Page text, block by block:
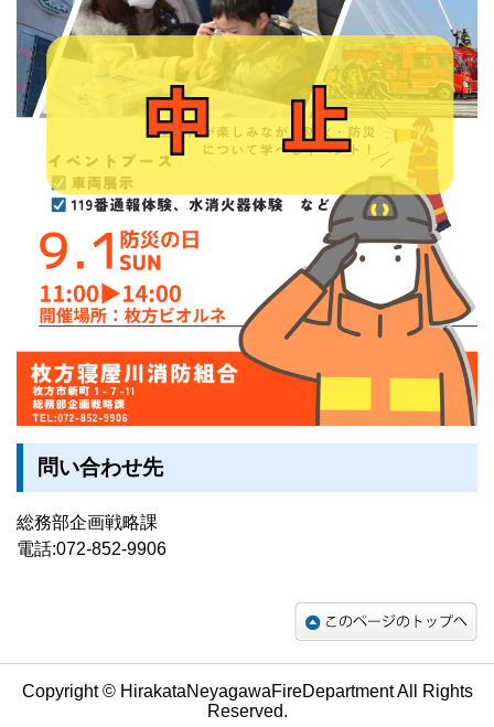
問い合わせ先
総務部企画戦略課
電話:072-852-9906
Copyright © HirakataNeyagawaFireDepartment All Rights
Reserved.